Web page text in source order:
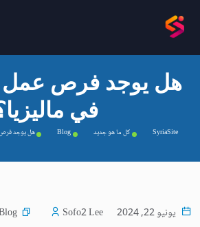
هل يوجد فرص عمل
في
SyriaSite كل ما هو جديد Blog هل يوجد فرص
يونيو 22, 2024 Sofo2 Lee